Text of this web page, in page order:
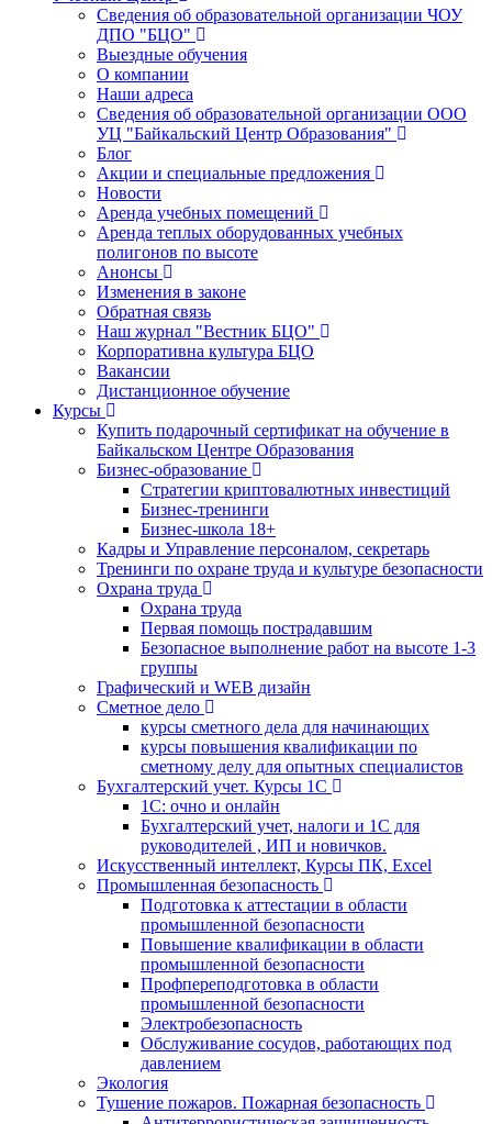
Сведения об образовательной организации ЧОУ
ДПО "БЦО"
Выездные обучения
О компании
Наши адреса
Сведения об образовательной организации ООО
УЦ "Байкальский Центр Образования"
Блог
Акции и специальные предложения
Новости
Аренда учебных помещений
Аренда теплых оборудованных учебных
полигонов по высоте
Анонсы
Изменения в законе
Обратная связь
Наш журнал "Вестник БЦО"
Корпоративна культура БЦО
Вакансии
Дистанционное обучение
Курсы
Купить подарочный сертификат на обучение в
Байкальском Центре Образования
Бизнес-образование
Стратегии криптовалютных инвестиций
Бизнес-тренинги
Бизнес-школа 18+
Кадры и Управление персоналом, секретарь
Тренинги по охране труда и культуре безопасности
Охрана труда
Охрана труда
Первая помощь пострадавшим
Безопасное выполнение работ на высоте 1-3
группы
Графический и WEB дизайн
Сметное дело
курсы сметного дела для начинающих
курсы повышения квалификации по
сметному делу для опытных специалистов
Бухгалтерский учет. Курсы 1С
1С: очно и онлайн
Бухгалтерский учет, налоги и 1С для
руководителей , ИП и новичков.
Искусственный интеллект, Курсы ПК, Excel
Промышленная безопасность
Подготовка к аттестации в области
промышленной безопасности
Повышение квалификации в области
промышленной безопасности
Профпереподготовка в области
промышленной безопасности
Электробезопасность
Обслуживание сосудов, работающих под
давлением
Экология
Тушение пожаров. Пожарная безопасность